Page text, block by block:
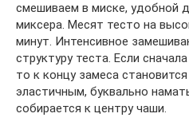
смешиваем в миске, удобной
миксера. Месят тесто на
минут. Интенсивное
структуру теста. Если
то к концу замеса
эластичным, буквально
собирается к центру чаши.